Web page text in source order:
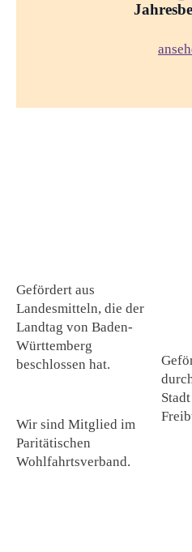
Gefördert aus
Landesmitteln, die der
Landtag von Baden-
Württemberg
beschlossen hat.
Wir sind Mitglied im
Paritätischen
Wohlfahrtsverband.
Stadt